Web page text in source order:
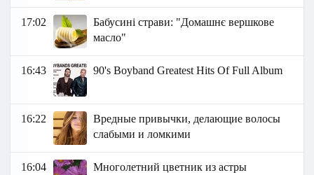
17:02
Бабусині страви: "Домашнє вершкове
масло"
16:43 90's Boyband Greatest Hits Of Full Album
16:22
Вредные привычки, делающие волосы
слабыми и ломкими
16:04 Многолетний цветник из астры